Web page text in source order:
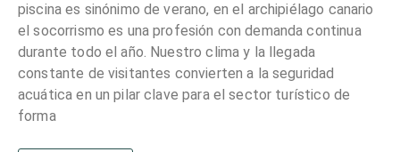
piscina es sinónimo de verano, en el archipiélago canario
el socorrismo es una profesión con demanda continua
durante todo el año. Nuestro clima y la llegada
constante de visitantes convierten a la seguridad
acuática en un pilar clave para el sector turístico de
forma